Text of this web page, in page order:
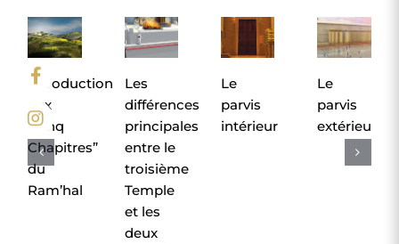
Introduction
aux
“Cinq
Chapitres”
du
Ram’hal
Les
différences
principales
entre le
troisième
Temple
et les
deux
Le
parvis
intérieur
Le
parvis
extérieur